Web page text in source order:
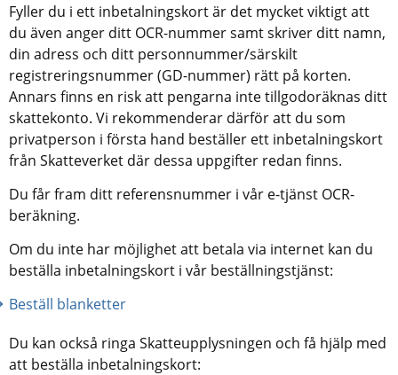
Fyller du i ett inbetalningskort är det mycket viktigt att
du även anger ditt OCR-nummer samt skriver ditt namn,
din adress och ditt personnummer/särskilt
registreringsnummer (GD-nummer) rätt på korten.
Annars finns en risk att pengarna inte tillgodoräknas ditt
skattekonto. Vi rekommenderar därför att du som
privatperson i första hand beställer ett inbetalningskort
från Skatteverket där dessa uppgifter redan finns.
Du får fram ditt referensnummer i vår e-tjänst OCR-
beräkning.
Om du inte har möjlighet att betala via internet kan du
beställa inbetalningskort i vår beställningstjänst:
Beställ blanketter
Du kan också ringa Skatteupplysningen och få hjälp med
att beställa inbetalningskort: